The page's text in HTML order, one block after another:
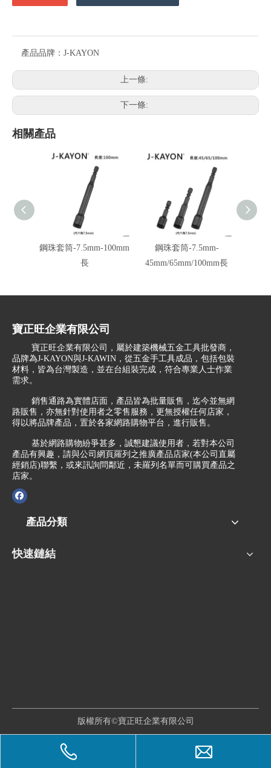
產品品牌： J-KAYON
上一條:
下一條:
相關產品
鋼珠套筒-7.5mm-100mm
長
鋼珠套筒-7.5mm-
45mm/65mm/100mm長
寶正旺企業有限公司
寶正旺企業有限公司，屬於建築機械五金工具批發商，
品牌為J-KAYON與J-KAWIN，從五金手工具成品，包括包裝
材料，皆為台灣製造，並在台組裝完成，符合專業人士作業
需求。
銷售通路為實體店面，產品皆為批量販售，迄今並無網
路販售，亦無針對使用者之零售服務，更無授權任何店家，
得以將品牌產品，置於各家網路購物平台，進行販售。
基於網路購物紛爭甚多，誠懇建議使用者，若對本公司
產品有興趣，請與公司網頁羅列之推廣產品店家(本公司直屬
經銷店)聯繫，或來訊詢問鄰近，未羅列名單而可購買產品之
店家。
產品分類
快速鏈結
版權所有©寶正旺企業有限公司